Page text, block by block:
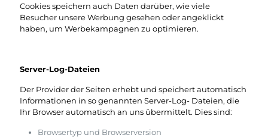
Cookies speichern auch Daten darüber, wie viele
Besucher unsere Werbung gesehen oder angeklickt
haben, um Werbekampagnen zu optimieren.
Server-Log-Dateien
Der Provider der Seiten erhebt und speichert automatisch
Informationen in so genannten Server-Log- Dateien, die
Ihr Browser automatisch an uns übermittelt. Dies sind:
Browsertyp und Browserversion